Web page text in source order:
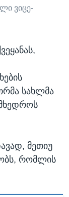
ვიცე-
სახლმა
მეთიუ
რომლის